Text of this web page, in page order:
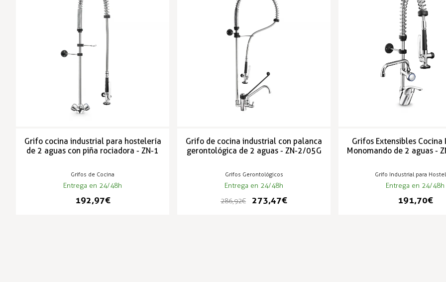
Grifo cocina industrial para hostelería
de 2 aguas con piña rociadora - ZN-1
Grifos de Cocina
Entrega en 24/48h
192,97 €
Grifo de cocina industrial con palanca
gerontológica de 2 aguas - ZN-2/05G
Grifos Gerontológicos
Entrega en 24/48h
286,92 €
273,47 €
Grifos Extensibles
Monomando de 2 aguas -
Grifo Industrial para
Entrega en 24/48h
191,70 €